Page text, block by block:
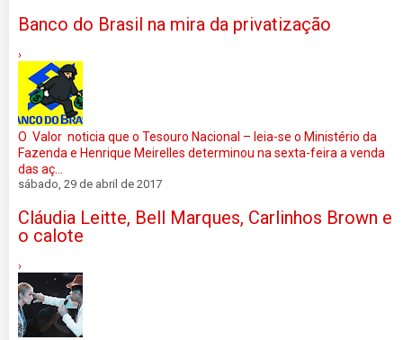
Banco do Brasil na mira da privatização
›
O Valor noticia que o Tesouro Nacional – leia-se o Ministério da
Fazenda e Henrique Meirelles determinou na sexta-feira a venda
das aç...
sábado, 29 de abril de 2017
Cláudia Leitte, Bell Marques, Carlinhos Brown e
o calote
›